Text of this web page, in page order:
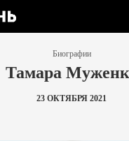
Биографии
Тамара
23 ОКТЯБРЯ 2021